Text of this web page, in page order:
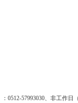
0512-57993030、非工作日